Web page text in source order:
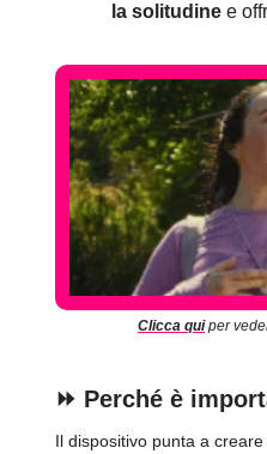
la solitudine e
Clicca quiper
⏩️ Perché è
Il dispositivo punta a